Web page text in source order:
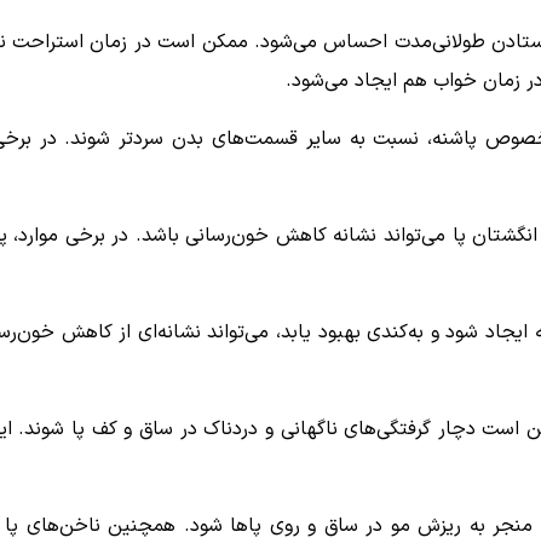
ایستادن طولانی‌مدت احساس می‌شود. ممکن است در زمان استراحت
زمان خواب هم ایجاد می‌شود.
پاشنه، نسبت به سایر قسمت‌های بدن سردتر شوند. در برخی
انگشتان پا می‌تواند نشانه کاهش خون‌رسانی باشد. در برخی
ایجاد شود و به‌کندی بهبود یابد، می‌تواند نشانه‌ای از کاهش
است دچار گرفتگی‌های ناگهانی و دردناک در ساق و کف پا شوند.
به ریزش مو در ساق و روی پاها شود. همچنین ناخن‌های